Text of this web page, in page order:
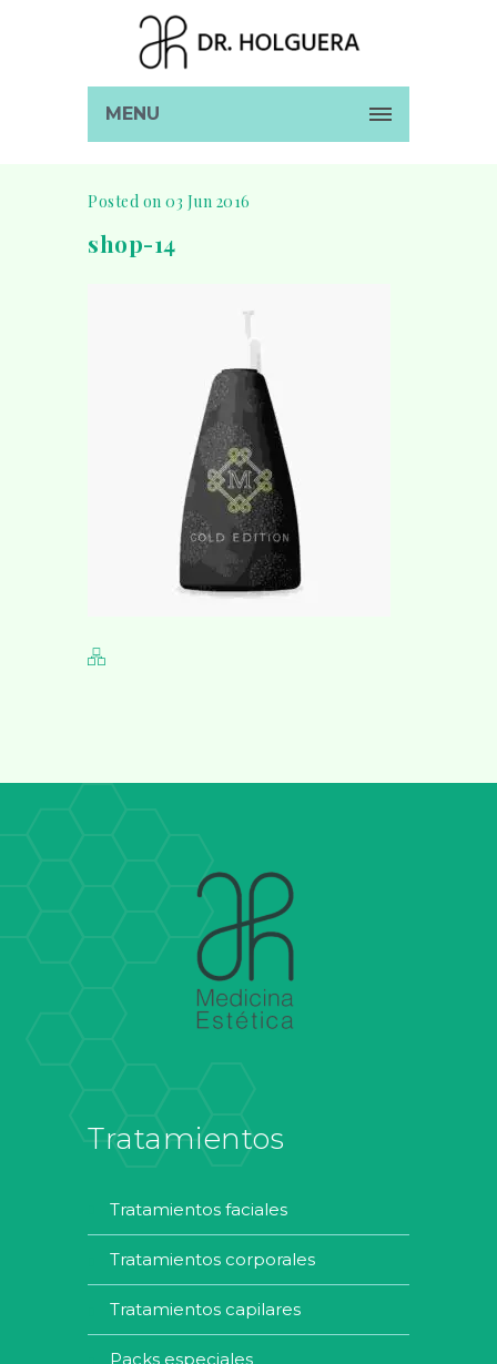
MENU
Posted on 03 Jun 2016
shop-14
Tratamientos
tratamientos faciales
tratamientos corporales
tratamientos capilares
packs especiales